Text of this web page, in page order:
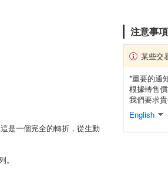
是一個完全的轉折，從生動
注意事項
某些交
*重要的通
根據轉售
我們要求
English